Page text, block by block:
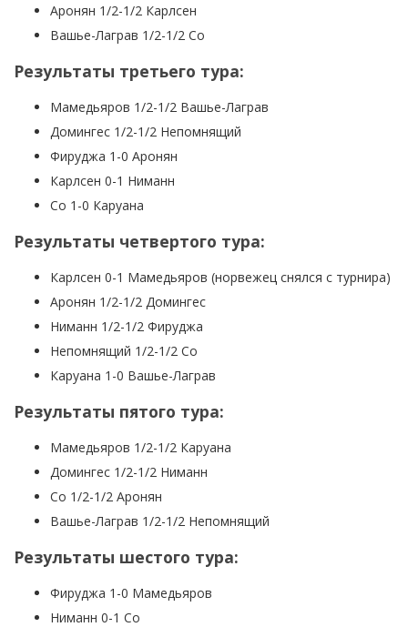
Аронян 1/2-1/2 Карлсен
Вашье-Лаграв 1/2-1/2 Со
Результаты третьего тура:
Мамедьяров 1/2-1/2 Вашье-Лаграв
Домингес 1/2-1/2 Непомнящий
Фируджа 1-0 Аронян
Карлсен 0-1 Ниманн
Со 1-0 Каруана
Результаты четвертого тура:
Карлсен 0-1 Мамедьяров (норвежец снялся с турнира)
Аронян 1/2-1/2 Домингес
Ниманн 1/2-1/2 Фируджа
Непомнящий 1/2-1/2 Со
Каруана 1-0 Вашье-Лаграв
Результаты пятого тура:
Мамедьяров 1/2-1/2 Каруана
Домингес 1/2-1/2 Ниманн
Со 1/2-1/2 Аронян
Вашье-Лаграв 1/2-1/2 Непомнящий
Результаты шестого тура:
Фируджа 1-0 Мамедьяров
Ниманн 0-1 Со